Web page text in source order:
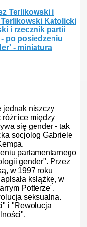
jednak niszczy
różnice między
się gender - tak
socjolog Gabriele
parlamentarnego
gender". Przez
w 1997 roku
książkę, w
Potterze".
seksualna.
i "Rewolucja